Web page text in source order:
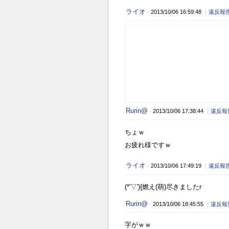
ライオ - 2013/10/06 16:59:48 ｜ 違反報
Rurin@ - 2013/10/06 17:38:44 ｜ 違反報
ちょｗ
お疲れ様ですｗ
ライオ - 2013/10/06 17:49:19 ｜ 違反報
(*'▽'){燃え(萌)尽きましたr
Rurin@ - 2013/10/06 18:45:55 ｜ 違反報
字がｗｗ